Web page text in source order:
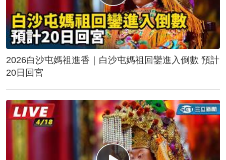
2026白沙屯媽祖進香｜白沙屯媽祖回鑾進入倒數 預計
20日回宮